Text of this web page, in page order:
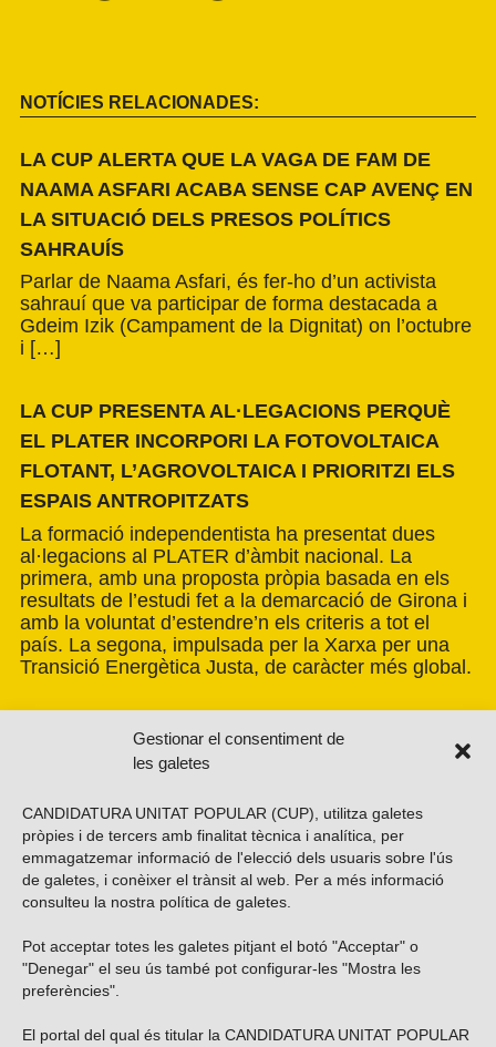
Gestionar el consentiment de
les galetes
CANDIDATURA UNITAT POPULAR (CUP), utilitza galetes
pròpies i de tercers amb finalitat tècnica i analítica, per
emmagatzemar informació de l'elecció dels usuaris sobre l'ús
de galetes, i conèixer el trànsit al web. Per a més informació
consulteu la nostra política de galetes
Pot acceptar totes les galetes pitjant el botó "Acceptar" o
"Denegar" el seu ús també pot configurar-les "Mostra les
preferències".
El portal del qual és titular la CANDIDATURA UNITAT POPULAR
NOTÍCIES RELACIONADES:
LA CUP ALERTA QUE LA VAGA DE FAM DE
NAAMA ASFARI ACABA SENSE CAP AVENÇ EN
LA SITUACIÓ DELS PRESOS POLÍTICS
SAHRAUÍS
Parlar de Naama Asfari, és fer-ho d’un activista
sahrauí que va participar de forma destacada a
Gdeim Izik (Campament de la Dignitat) on l’octubre
i […]
LA CUP PRESENTA AL·LEGACIONS PERQUÈ
EL PLATER INCORPORI LA FOTOVOLTAICA
FLOTANT, L’AGROVOLTAICA I PRIORITZI ELS
ESPAIS ANTROPITZATS
La formació independentista ha presentat dues
al·legacions al PLATER d’àmbit nacional. La
primera, amb una proposta pròpia basada en els
resultats de l’estudi fet a la demarcació de Girona i
amb la voluntat d’estendre’n els criteris a tot el
país. La segona, impulsada per la Xarxa per una
Transició Energètica Justa, de caràcter més global.
Vols subscriure’t al nostre butlletí?